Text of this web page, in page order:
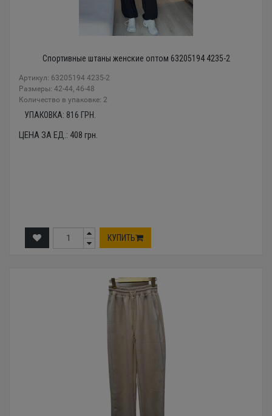
Спортивные штаны женские оптом 63205194 4235-2
Артикул: 63205194 4235-2
Размеры: 42-44, 46-48
Количество в упаковке: 2
УПАКОВКА: 816 ГРН.
ЦЕНА ЗА ЕД.: 408 грн.
КУПИТЬ